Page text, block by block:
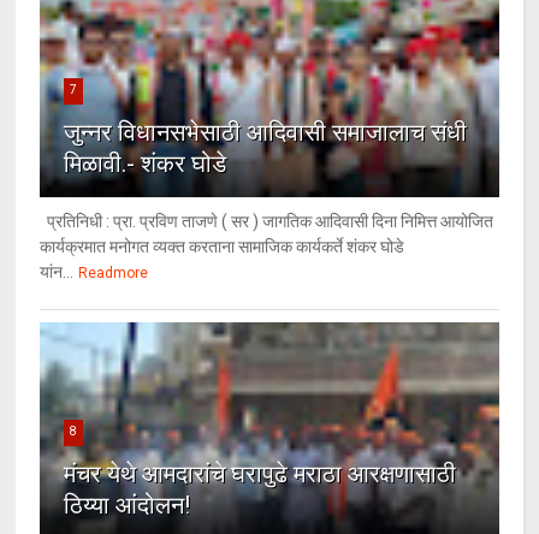
7
जुन्नर विधानसभेसाठी आदिवासी समाजालाच संधी
मिळावी.- शंकर घोडे
प्रतिनिधी : प्रा. प्रविण ताजणे ( सर ) जागतिक आदिवासी दिना निमित्त आयोजित
कार्यक्रमात मनोगत व्यक्त करताना सामाजिक कार्यकर्ते शंकर घोडे
यांन... Readmore
8
मंचर येथे आमदारांचे घरापुढे मराठा आरक्षणासाठी
ठिय्या आंदोलन!